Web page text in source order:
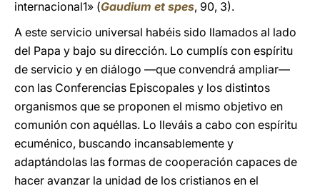
internacional1» (Gaudium et spes, 90, 3).
A este servicio universal habéis sido llamados al lado
del Papa y bajo su dirección. Lo cumplís con espíritu
de servicio y en diálogo —que convendrá ampliar—
con las Conferencias Episcopales y los distintos
organismos que se proponen el mismo objetivo en
comunión con aquéllas. Lo lleváis a cabo con espíritu
ecuménico, buscando incansablemente y
adaptándolas las formas de cooperación capaces de
hacer avanzar la unidad de los cristianos en el